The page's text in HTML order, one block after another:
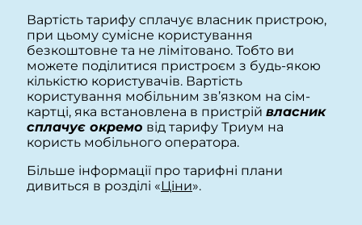
Вартість тарифу сплачує власник пристрою,
при цьому сумісне користування
безкоштовне та не лімітовано. Тобто ви
можете поділитися пристроєм з будь-якою
кількістю користувачів. Вартість
користування мобільним зв’язком на сім-
картці, яка встановлена в пристрій власник
сплачує окремо від тарифу Триум на
користь мобільного оператора.
Більше інформації про тарифні плани
дивиться в розділі «Ціни».